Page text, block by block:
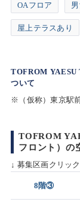
OAフロア
屋上テラスあり
TOFROM YAESU
ついて
※（仮称）東京駅
TOFROM
フロント）の
↓ 募集区画クリッ
8階③